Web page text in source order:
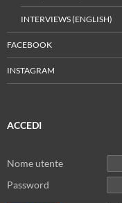
INTERVIEWS (ENGLISH)
FACEBOOK
INSTAGRAM
ACCEDI
Nome utente
Password